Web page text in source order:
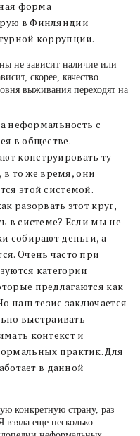
форма
в Финляндии
коррупции.
не зависит наличие или
скорее, качество
выживания переходят на
неформальность с
в обществе.
конструировать ту
то же время, они
этой системой.
разорвать этот круг,
в системе? Если мы не
собирают деньги, а
Очень часто при
категории
предлагаются как
наш тезис заключается
выстраивать
контекст и
практик. Для
в данной
конкретную страну, раз
еще несколько